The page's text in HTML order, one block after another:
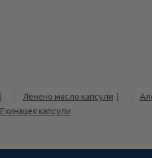
Ленено масло капсули
Ехинацея капсули